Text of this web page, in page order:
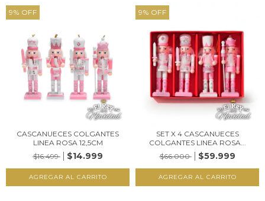
9% OFF
CASCANUECES COLGANTES
LINEA ROSA 12,5CM
$16.499
$14.999
9% OFF
SET X 4 CASCANUECES
COLGANTES LINEA ROSA...
$66.000
$59.999